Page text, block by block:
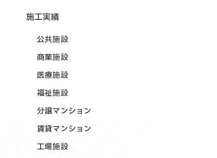
施工実績
公共施設
商業施設
医療施設
福祉施設
分譲マンション
賃貸マンション
工場施設